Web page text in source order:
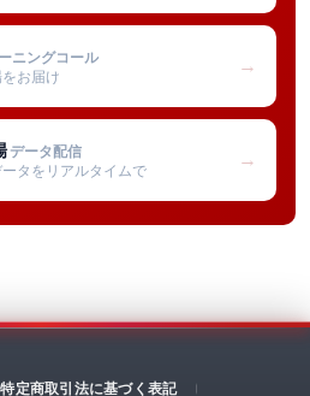
ニングコール
お届け
→
データ配信
タをリアルタイムで
→
特定商取引法に基づく表記